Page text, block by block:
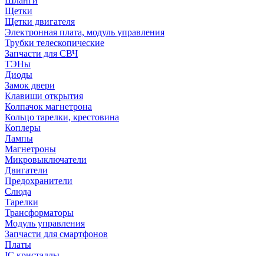
Щетки
Щетки двигателя
Электронная плата, модуль управления
Трубки телескопические
Запчасти для СВЧ
ТЭНы
Диоды
Замок двери
Клавиши открытия
Колпачок магнетрона
Кольцо тарелки, крестовина
Коплеры
Лампы
Магнетроны
Микровыключатели
Двигатели
Предохранители
Слюда
Тарелки
Трансформаторы
Модуль управления
Запчасти для смартфонов
Платы